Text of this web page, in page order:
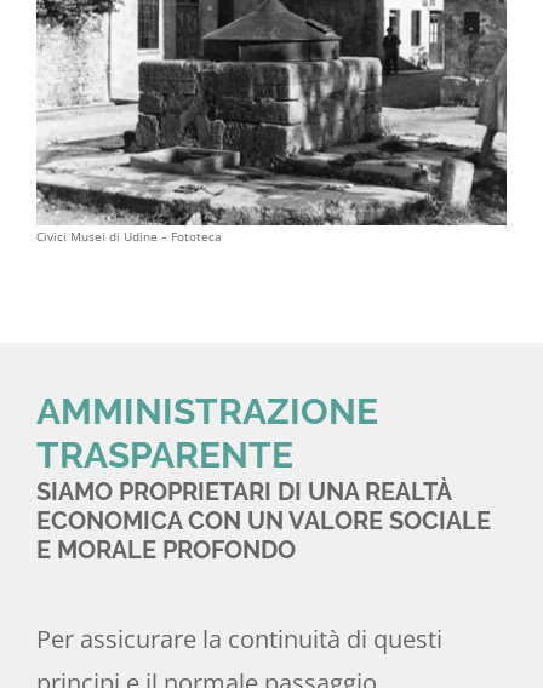
Civici Musei di Udine – Fototeca
AMMINISTRAZIONE
TRASPARENTE
SIAMO PROPRIETARI DI UNA REALTÀ
ECONOMICA CON UN VALORE SOCIALE
E MORALE PROFONDO
Per assicurare la continuità di questi